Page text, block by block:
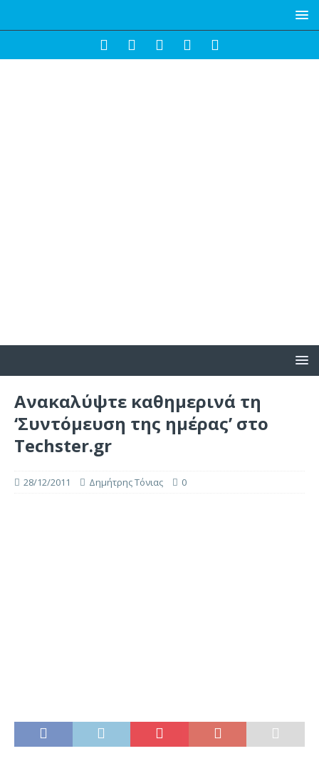
Ανακαλύψτε καθημερινά τη
‘Συντόμευση της ημέρας’ στο
Techster.gr
28/12/2011 Δημήτρης Τόνιας 0